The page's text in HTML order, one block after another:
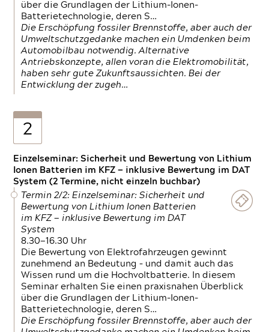
über die Grundlagen der Lithium-Ionen-
Batterietechnologie, deren S…
Die Erschöpfung fossiler Brennstoffe, aber auch der
Umweltschutzgedanke machen ein Umdenken beim
Automobilbau notwendig. Alternative
Antriebskonzepte, allen voran die Elektromobilität,
haben sehr gute Zukunftsaussichten. Bei der
Entwicklung der zugeh…
2
Einzelseminar: Sicherheit und Bewertung von Lithium
Ionen Batterien im KFZ — inklusive Bewertung im DAT
System (2 Termine, nicht einzeln buchbar)
Termin 2/2: Einzelseminar: Sicherheit und
Bewertung von Lithium Ionen Batterien
im KFZ — inklusive Bewertung im DAT
System
8.30—16.30 Uhr
Die Bewertung von Elektrofahrzeugen gewinnt
zunehmend an Bedeutung – und damit auch das
Wissen rund um die Hochvoltbatterie. In diesem
Seminar erhalten Sie einen praxisnahen Überblick
über die Grundlagen der Lithium-Ionen-
Batterietechnologie, deren S…
Die Erschöpfung fossiler Brennstoffe, aber auch der